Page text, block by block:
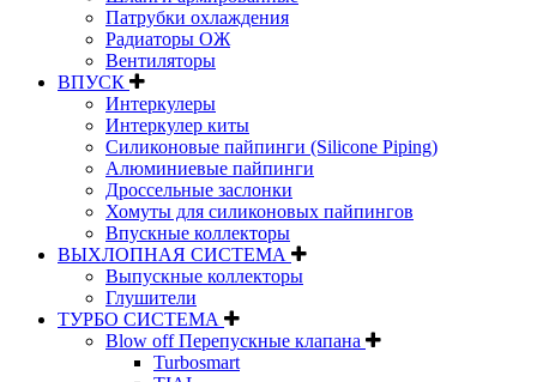
Патрубки охлаждения
Радиаторы ОЖ
Вентиляторы
ВПУСК
Интеркулеры
Интеркулер киты
Силиконовые пайпинги (Silicone Piping)
Алюминиевые пайпинги
Дроссельные заслонки
Хомуты для силиконовых пайпингов
Впускные коллекторы
ВЫХЛОПНАЯ СИСТЕМА
Выпускные коллекторы
Глушители
ТУРБО СИСТЕМА
Blow off Перепускные клапана
Turbosmart